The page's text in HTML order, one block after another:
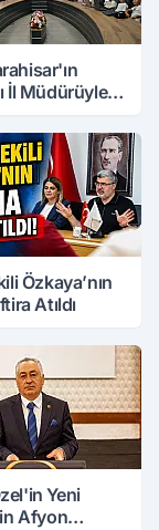
İl Müdürüyle
Özkaya’nın
Atıldı
Yeni
Afyon